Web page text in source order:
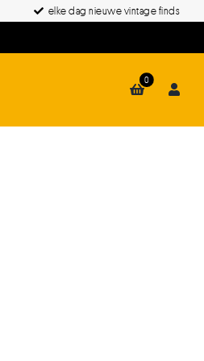
elke dag nieuwe vintage finds
0